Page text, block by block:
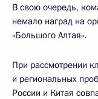
В свою очередь,
немало наград на
«Большого Алтая».
При рассмотрении
и региональных
России и Китая